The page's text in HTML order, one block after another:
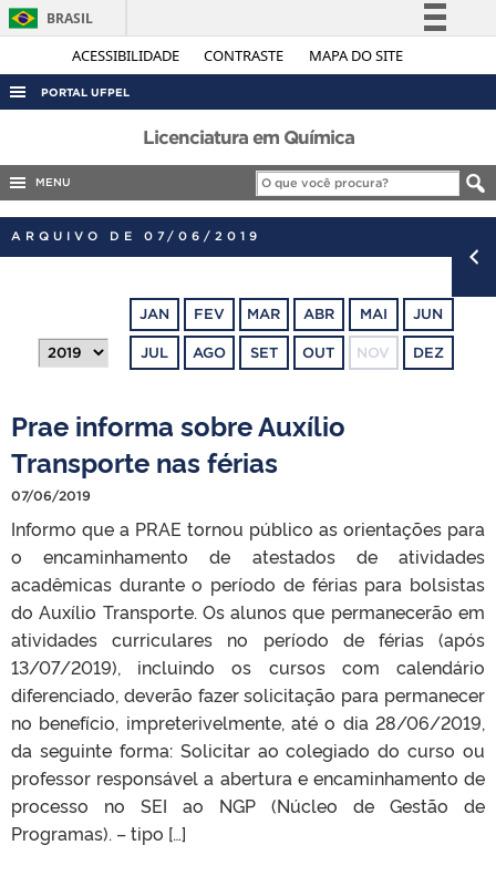
ACESSIBILIDADE CONTRASTE MAPA DO SITE
BRASIL
Simplifique!
Legislação
Canais
PORTAL UFPEL
ACESSO À INFORMAÇÃO
AUDITORIA
CONCURSOS
OUVIDORIA
TELEFONES
Licenciatura em Química
MENU
ARQUIVO DE 07/06/2019
JAN FEV MAR ABR MAI JUN
JUL AGO SET OUT NOV DEZ
Prae informa sobre Auxílio
Transporte nas férias
07/06/2019
Informo que a PRAE tornou público as orientações para
o encaminhamento de atestados de atividades
acadêmicas durante o período de férias para bolsistas
do Auxílio Transporte. Os alunos que permanecerão em
atividades curriculares no período de férias (após
13/07/2019), incluindo os cursos com calendário
diferenciado, deverão fazer solicitação para permanecer
no benefício, impreterivelmente, até o dia 28/06/2019,
da seguinte forma: Solicitar ao colegiado do curso ou
professor responsável a abertura e encaminhamento de
processo no SEI ao NGP (Núcleo de Gestão de
Programas). – tipo […]